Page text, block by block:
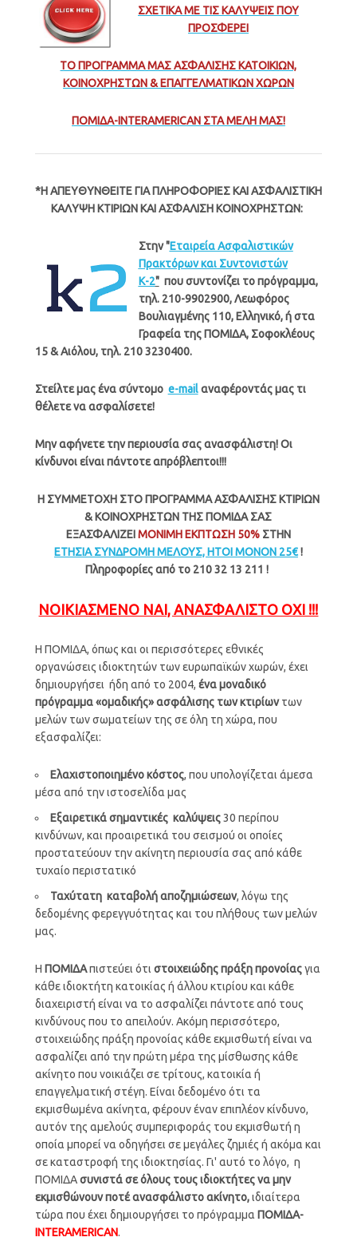
ΣΧΕΤΙΚΑ ΜΕ ΤΙΣ ΚΑΛΥΨΕΙΣ ΠΟΥ
ΠΡΟΣΦΕΡΕΙ
ΤΟ ΠΡΟΓΡΑΜΜΑ ΜΑΣ ΑΣΦΑΛΙΣΗΣ ΚΑΤΟΙΚΙΩΝ,
ΚOINOXΡΗΣΤΩΝ & ΕΠΑΓΓΕΛΜΑΤΙΚΩΝ ΧΩΡΩΝ
ΠΟΜΙΔΑ-INTERAMERICAN ΣΤΑ ΜΕΛΗ ΜΑΣ!
*Η ΑΠΕΥΘΥΝΘΕΙΤΕ ΓΙΑ ΠΛΗΡΟΦΟΡΙΕΣ ΚΑΙ ΑΣΦΑΛΙΣΤΙΚΗ
ΚΑΛΥΨΗ ΚΤΙΡΙΩΝ ΚΑΙ ΑΣΦΑΛΙΣΗ ΚΟΙΝΟΧΡΗΣΤΩΝ:
Στην "Eταιρεία Aσφαλιστικών
Πρακτόρων και Συντονιστών
Κ-2"που συντονίζει το πρόγραμμα,
τηλ. 210-9902900, Λεωφόρος
Βουλιαγμένης 110, Ελληνικό, ή στα
Γραφεία της ΠΟΜΙΔΑ, Σοφοκλέους
15 & Αιόλου, τηλ. 210 3230400.
Στείλτε μας ένα σύντομο e-mail αναφέροντάς μας τι
θέλετε να ασφαλίσετε!
Μην αφήνετε την περιουσία σας ανασφάλιστη! Οι
κίνδυνοι είναι πάντοτε απρόβλεπτοι!!!
Η ΣΥΜΜΕΤΟΧΗ ΣΤΟ ΠΡΟΓΡΑΜΜΑ ΑΣΦΑΛΙΣΗΣ ΚΤΙΡΙΩΝ
& ΚΟΙΝΟΧΡΗΣΤΩΝ ΤΗΣ ΠΟΜΙΔΑ ΣΑΣ
ΕΞΑΣΦΑΛΙΖΕΙΜΟΝΙΜΗ ΕΚΠΤΩΣΗ 50%ΣΤΗΝ
ΕΤΗΣΙΑ ΣΥΝΔΡΟΜΗ ΜΕΛΟΥΣ, ΗΤΟΙ ΜΟΝΟΝ 25€!
Πληροφορίες από το 210 32 13 211 !
ΝΟΙΚΙΑΣΜΕΝΟ ΝΑΙ, ΑΝΑΣΦΑΛΙΣΤΟ ΟΧΙ !!!
Η ΠΟΜΙΔΑ, όπως και οι περισσότερες εθνικές
οργανώσεις ιδιοκτητών των ευρωπαϊκών χωρών, έχει
δημιουργήσει ήδη από το 2004, ένα μοναδικό
πρόγραμμα «ομαδικής» ασφάλισης των κτιρίωντων
μελών των σωματείων της σε όλη τη χώρα, που
εξασφαλίζει:
Ελαχιστοποιημένο κόστος, που υπολογίζεται άμεσα
μέσα από την ιστοσελίδα μας
Εξαιρετικά σημαντικές καλύψεις30 περίπου
κινδύνων, και προαιρετικά του σεισμού οι οποίες
προστατεύουν την ακίνητη περιουσία σας από κάθε
τυχαίο περιστατικό
Ταχύτατη καταβολή αποζημιώσεων, λόγω της
δεδομένης φερεγγυότητας και του πλήθους των μελών
μας.
Η ΠΟΜΙΔΑπιστεύει ότι στοιχειώδης πράξη προνοίαςγια
κάθε ιδιοκτήτη κατοικίας ή άλλου κτιρίου και κάθε
διαχειριστή είναι να το ασφαλίζει πάντοτε από τους
κινδύνους που το απειλούν. Ακόμη περισσότερο,
στοιχειώδης πράξη προνοίας κάθε εκμισθωτή είναι να
ασφαλίζει από την πρώτη μέρα της μίσθωσης κάθε
ακίνητο που νοικιάζει σε τρίτους, κατοικία ή
επαγγελματική στέγη. Είναι δεδομένο ότι τα
εκμισθωμένα ακίνητα, φέρουν έναν επιπλέον κίνδυνο,
αυτόν της αμελούς συμπεριφοράς του εκμισθωτή η
οποία μπορεί να οδηγήσει σε μεγάλες ζημιές ή ακόμα και
σε καταστροφή της ιδιοκτησίας. Γι' αυτό το λόγο, η
ΠΟΜΙΔΑσυνιστά σε όλους τους ιδιοκτήτες να μην
εκμισθώνουν ποτέ ανασφάλιστο ακίνητο,ιδιαίτερα
τώρα που έχει δημιουργήσει το πρόγραμμα ΠΟΜΙΔΑ-
INTERAMERICAN.